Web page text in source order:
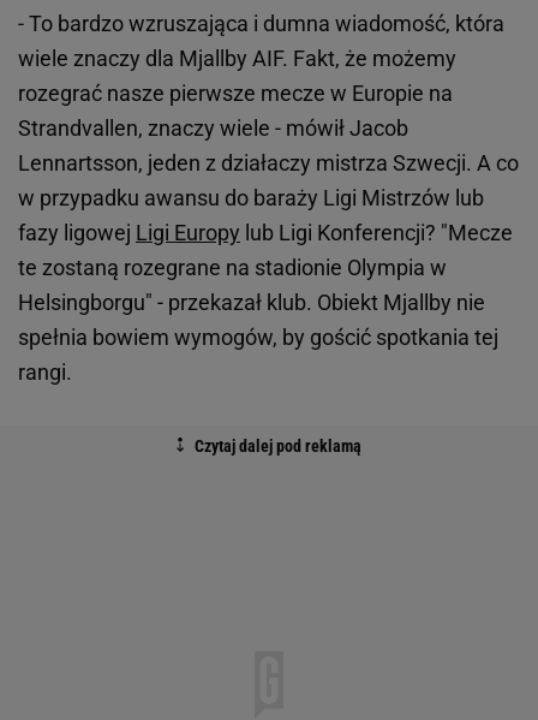
- To bardzo wzruszająca i dumna wiadomość, która
wiele znaczy dla Mjallby AIF. Fakt, że możemy
rozegrać nasze pierwsze mecze w Europie na
Strandvallen, znaczy wiele - mówił Jacob
Lennartsson, jeden z działaczy mistrza Szwecji. A co
w przypadku awansu do baraży Ligi Mistrzów lub
fazy ligowej Ligi Europy lub Ligi Konferencji? "Mecze
te zostaną rozegrane na stadionie Olympia w
Helsingborgu" - przekazał klub. Obiekt Mjallby nie
spełnia bowiem wymogów, by gościć spotkania tej
rangi.